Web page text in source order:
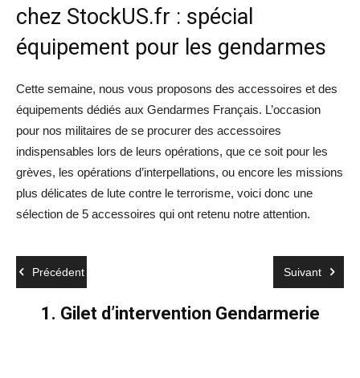
chez StockUS.fr : spécial
équipement pour les gendarmes
Cette semaine, nous vous proposons des accessoires et des
équipements dédiés aux Gendarmes Français. L’occasion
pour nos militaires de se procurer des accessoires
indispensables lors de leurs opérations, que ce soit pour les
grèves, les opérations d’interpellations, ou encore les missions
plus délicates de lute contre le terrorisme, voici donc une
sélection de 5 accessoires qui ont retenu notre attention.
Précédent Suivant
1. Gilet d’intervention Gendarmerie